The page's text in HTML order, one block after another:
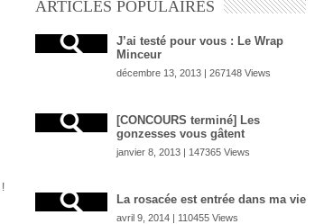
!
ARTICLES POPULAIRES
J’ai testé pour vous : Le Wrap
Minceur
décembre 13, 2013 | 267148 Views
[CONCOURS terminé] Les
gonzesses vous gâtent
janvier 8, 2013 | 147365 Views
La rosacée est entrée dans ma vie
avril 9, 2014 | 110455 Views